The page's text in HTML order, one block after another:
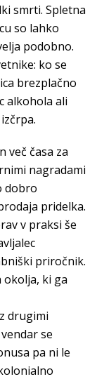
smrti. Spletna
so lahko
podobno.
ko se
brezplačno
alkohola ali
več časa za
nagradami
dobro
pridelka.
v praksi še
priročnik.
ki ga
drugimi
se
pa ni le